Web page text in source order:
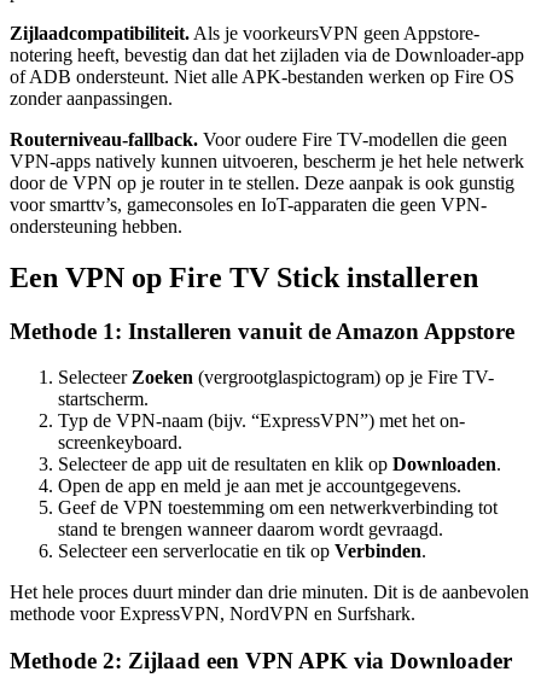
Zijlaadcompatibiliteit. Als je voorkeursVPN geen Appstore-
notering heeft, bevestig dan dat het zijladen via de Downloader-app
of ADB ondersteunt. Niet alle APK-bestanden werken op Fire OS
zonder aanpassingen.
Routerniveau-fallback. Voor oudere Fire TV-modellen die geen
VPN-apps natively kunnen uitvoeren, bescherm je het hele netwerk
door de VPN op je router in te stellen. Deze aanpak is ook gunstig
voor smarttv’s, gameconsoles en IoT-apparaten die geen VPN-
ondersteuning hebben.
Een VPN op Fire TV Stick installeren
Methode 1: Installeren vanuit de Amazon Appstore
Selecteer Zoeken (vergrootglaspictogram) op je Fire TV-
startscherm.
Typ de VPN-naam (bijv. “ExpressVPN”) met het on-
screenkeyboard.
Selecteer de app uit de resultaten en klik op Downloaden.
Open de app en meld je aan met je accountgegevens.
Geef de VPN toestemming om een netwerkverbinding tot
stand te brengen wanneer daarom wordt gevraagd.
Selecteer een serverlocatie en tik op Verbinden.
Het hele proces duurt minder dan drie minuten. Dit is de aanbevolen
methode voor ExpressVPN, NordVPN en Surfshark.
Methode 2: Zijlaad een VPN APK via Downloader